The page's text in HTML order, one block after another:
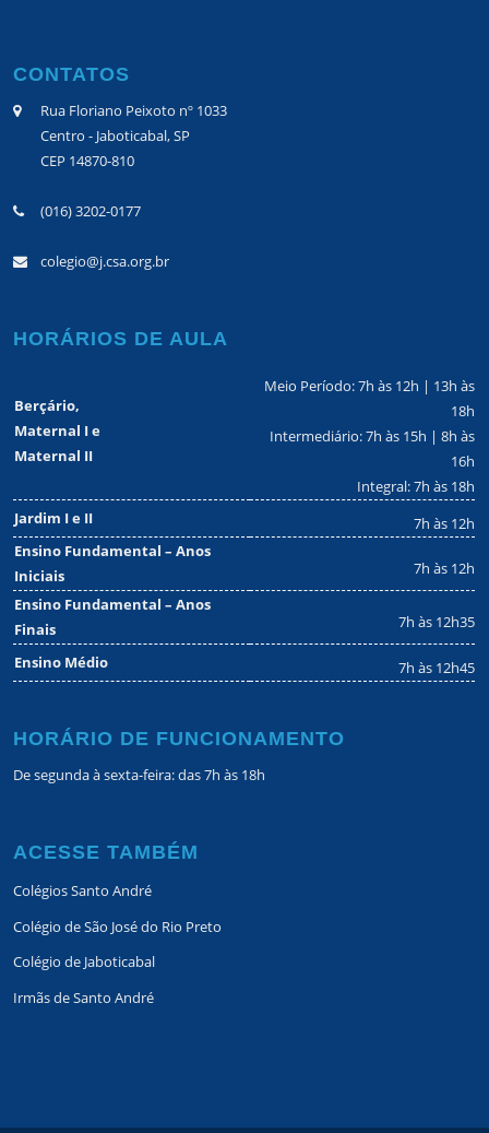
CONTATOS
Rua Floriano Peixoto nº 1033
Centro - Jaboticabal, SP
CEP 14870-810
(016) 3202-0177
colegio@j.csa.org.br
HORÁRIOS DE AULA
Berçário,
Maternal I e
Maternal II
Meio Período: 7h às 12h | 13h às
18h
Intermediário: 7h às 15h | 8h às
16h
Integral: 7h às 18h
Jardim I e II
7h às 12h
Ensino Fundamental – Anos
Iniciais
7h às 12h
Ensino Fundamental – Anos
Finais
7h às 12h35
Ensino Médio 7h às 12h45
HORÁRIO DE FUNCIONAMENTO
De segunda à sexta-feira: das 7h às 18h
ACESSE TAMBÉM
Colégios Santo André
Colégio de São José do Rio Preto
Colégio de Jaboticabal
Irmãs de Santo André